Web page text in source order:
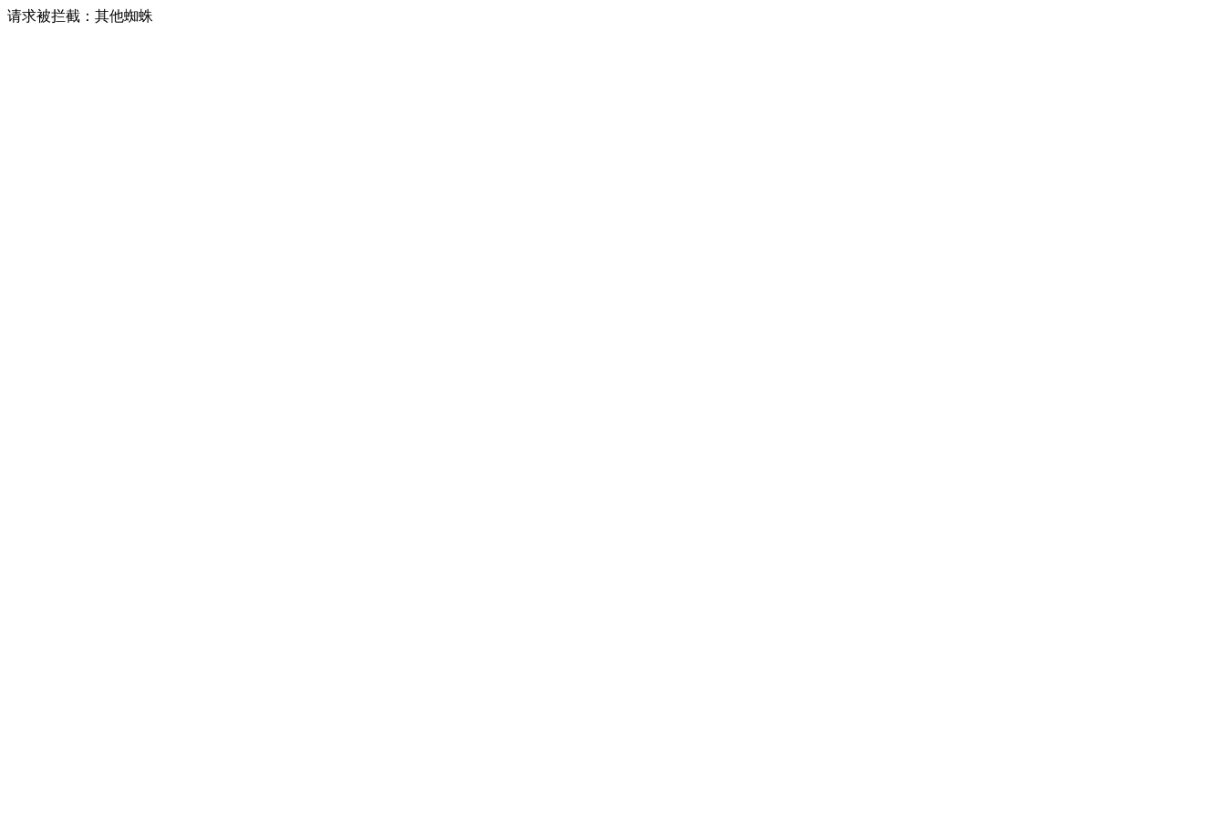
请求被拦截：其他蜘蛛